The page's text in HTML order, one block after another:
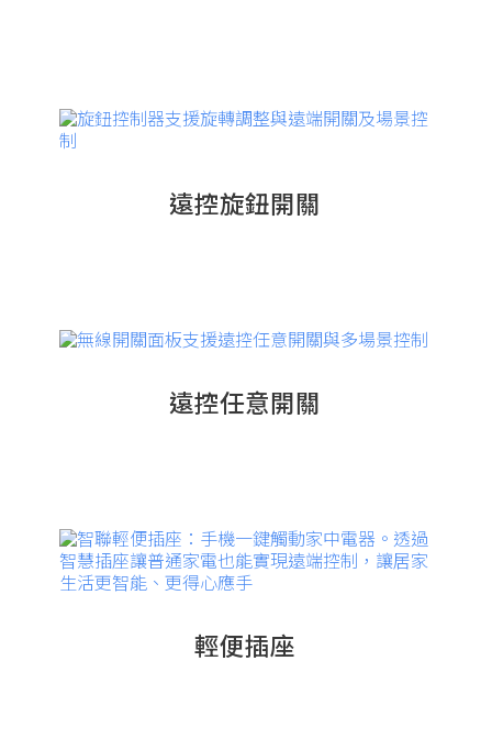
遠控旋鈕開關
遠控任意開關
輕便插座